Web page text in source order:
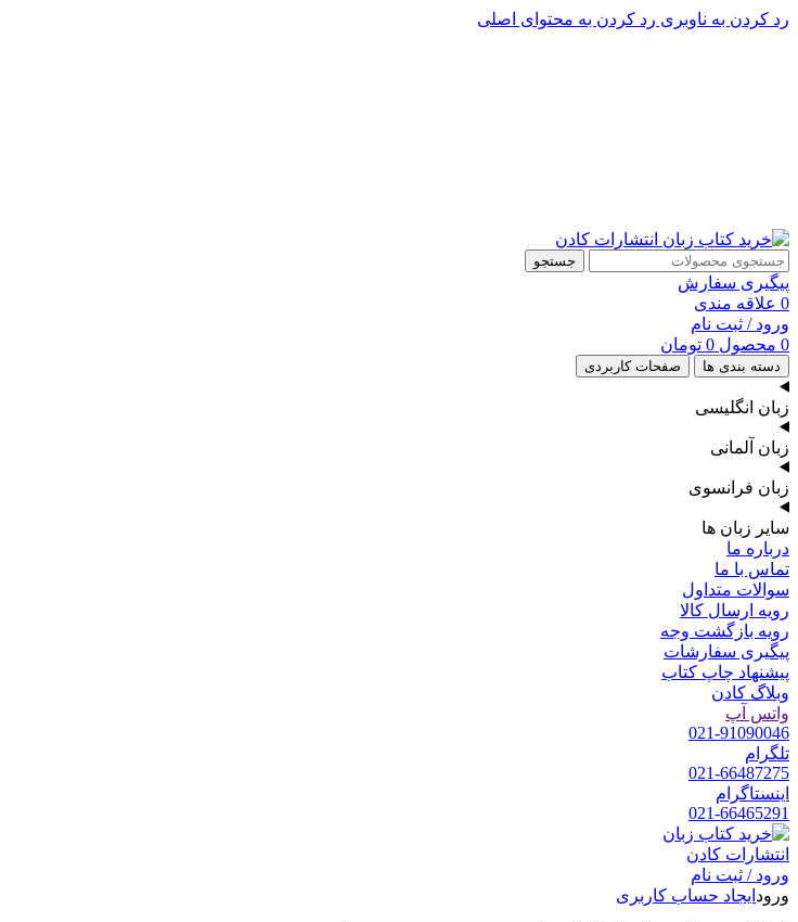
رد کردن به ناوبری رد کردن به محتوای اصلی
جستجو
پیگیری سفارش
0 علاقه مندی
ورود / ثبت نام
0 محصول 0 تومان
دسته بندی ها صفحات کاربردی
زبان انگلیسی
زبان آلمانی
زبان فرانسوی
سایر زبان ها
درباره ما
تماس با ما
سوالات متداول
رویه ارسال کالا
رویه بازگشت وجه
پیگیری سفارشات
پیشنهاد چاپ کتاب
وبلاگ کادن
واتس آپ
021-91090046
تلگرام
021-66487275
اینستاگرام
021-66465291
ورود / ثبت نام
ورود ایجاد حساب کاربری